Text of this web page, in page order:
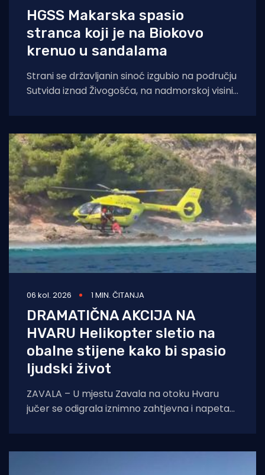
HGSS Makarska spasio
stranca koji je na Biokovo
krenuo u sandalama
Strani se državljanin sinoć izgubio na području
Sutvida iznad Živogošća, na nadmorskoj visini
06 kol. 2026 1 MIN. ČITANJA
DRAMATIČNA AKCIJA NA
HVARU Helikopter sletio na
obalne stijene kako bi spasio
ljudski život
ZAVALA – U mjestu Zavala na otoku Hvaru
jučer se odigrala iznimno zahtjevna i napeta